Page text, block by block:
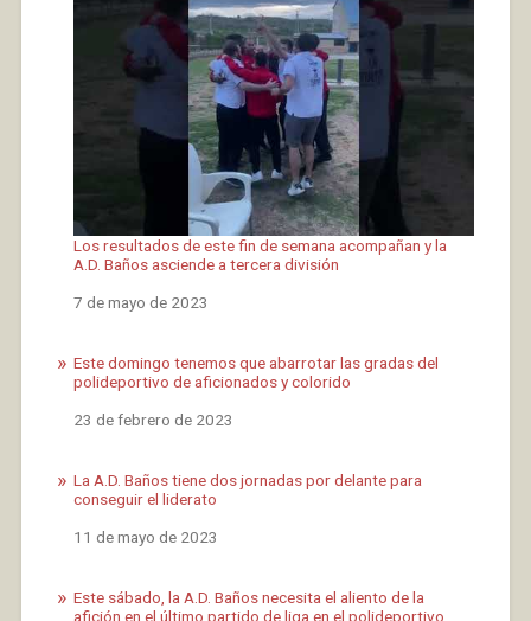
Los resultados de este fin de semana acompañan y la
A.D. Baños asciende a tercera división
Fecha
7 de mayo de 2023
Este domingo tenemos que abarrotar las gradas del
polideportivo de aficionados y colorido
Fecha
23 de febrero de 2023
La A.D. Baños tiene dos jornadas por delante para
conseguir el liderato
Fecha
11 de mayo de 2023
Este sábado, la A.D. Baños necesita el aliento de la
afición en el último partido de liga en el polideportivo